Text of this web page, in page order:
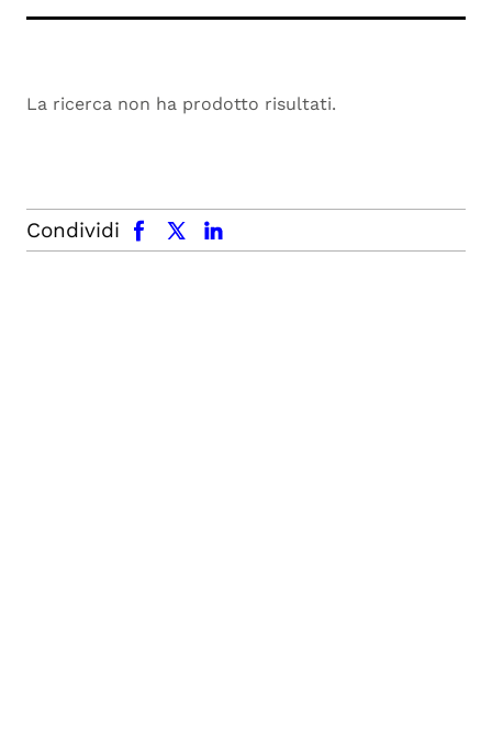
La ricerca non ha prodotto risultati.
Condividi
facebook x.com linkedin